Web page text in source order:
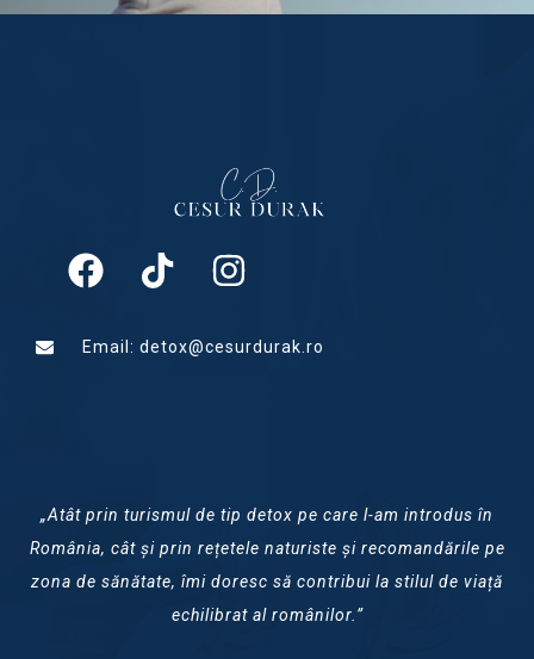
Email: detox@cesurdurak.ro
„Atât prin turismul de tip detox pe care l-am introdus în
România, cât și prin rețetele naturiste și recomandările pe
zona de sănătate, îmi doresc să contribui la stilul de viață
echilibrat al românilor.”